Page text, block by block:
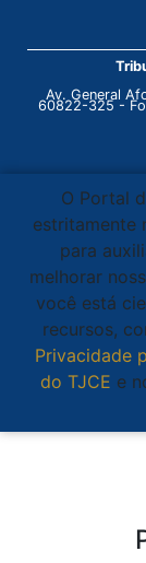
Av. General
60822-325 -
O Portal
estritamente
para
melhorar
você está
recursos,
Privacidade
do TJCE e